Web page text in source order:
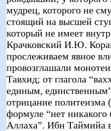
мудрец, которого не
стоящий на высшей
который не имеет
Крачковский И.Ю.
прослеживаем явное
провозглашали
Тавхид; от глагола
единым,
отрицание
формуле “нет никакого
Аллаха”. Ибн Таймийа